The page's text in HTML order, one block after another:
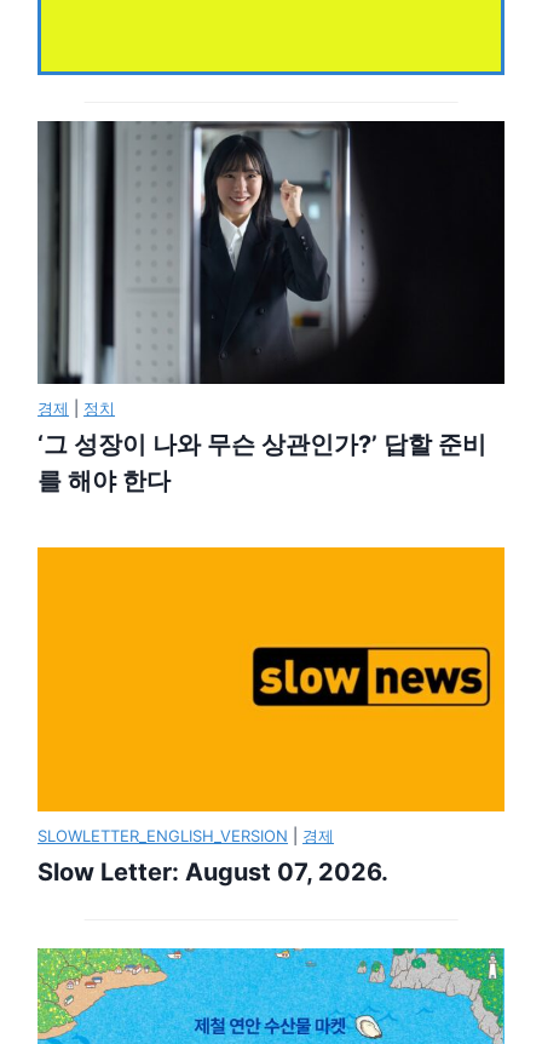
경제 정치
‘그 성장이 나와 무슨 상관인가?’ 답할 준비
를 해야 한다
SLOWLETTER_ENGLISH_VERSION 경제
Slow Letter: August 07, 2026.